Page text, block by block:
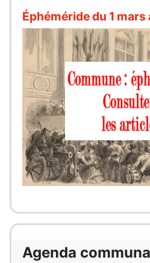
Éphéméride du 1 mars
Agenda